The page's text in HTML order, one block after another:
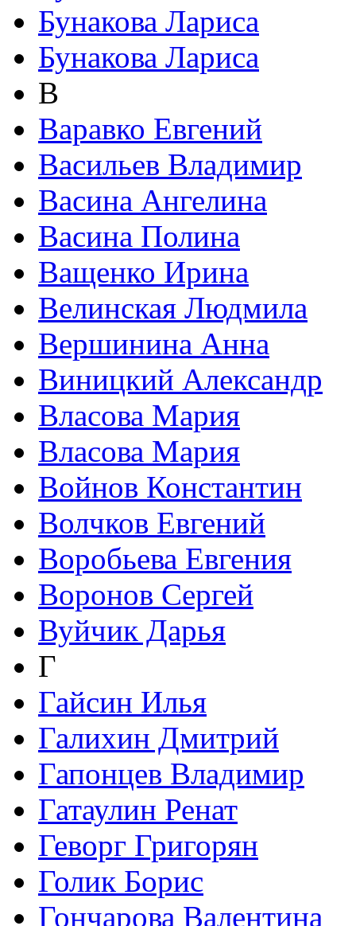
Бунакова Лариса
Бунакова Лариса
В
Варавко Евгений
Васильев Владимир
Васина Ангелина
Васина Полина
Ващенко Ирина
Велинская Людмила
Вершинина Анна
Виницкий Александр
Власова Мария
Власова Мария
Войнов Константин
Волчков Евгений
Воробьева Евгения
Воронов Сергей
Вуйчик Дарья
Г
Гайсин Илья
Галихин Дмитрий
Гапонцев Владимир
Гатаулин Ренат
Геворг Григорян
Голик Борис
Гончарова Валентина